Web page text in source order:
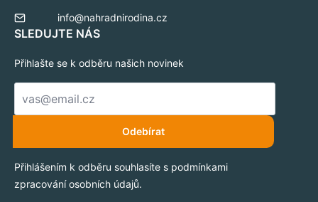
info@nahradnirodina.cz
SLEDUJTE NÁS
Přihlašte se k odběru našich novinek
E-
mail
Odebírat
Přihlášením k odběru souhlasíte s podmínkami
zpracování osobních údajů.